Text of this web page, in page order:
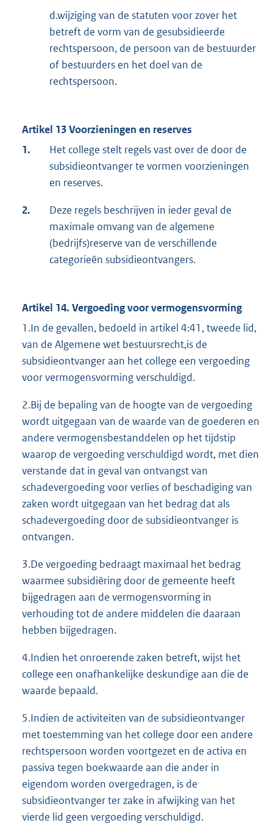
d.wijziging van de statuten voor zover het
betreft de vorm van de gesubsidieerde
rechtspersoon, de persoon van de bestuurder
of bestuurders en het doel van de
rechtspersoon.
Artikel 13 Voorzieningen en reserves
1.
Het college stelt regels vast over de door de
subsidieontvanger te vormen voorzieningen
en reserves.
2.
Deze regels beschrijven in ieder geval de
maximale omvang van de algemene
(bedrijfs)reserve van de verschillende
categorieën subsidieontvangers.
Artikel 14. Vergoeding voor vermogensvorming
1.In de gevallen, bedoeld in artikel 4:41, tweede lid,
van de Algemene wet bestuursrecht,is de
subsidieontvanger aan het college een vergoeding
voor vermogensvorming verschuldigd.
2.Bij de bepaling van de hoogte van de vergoeding
wordt uitgegaan van de waarde van de goederen en
andere vermogensbestanddelen op het tijdstip
waarop de vergoeding verschuldigd wordt, met dien
verstande dat in geval van ontvangst van
schadevergoeding voor verlies of beschadiging van
zaken wordt uitgegaan van het bedrag dat als
schadevergoeding door de subsidieontvanger is
ontvangen.
3.De vergoeding bedraagt maximaal het bedrag
waarmee subsidiëring door de gemeente heeft
bijgedragen aan de vermogensvorming in
verhouding tot de andere middelen die daaraan
hebben bijgedragen.
4.Indien het onroerende zaken betreft, wijst het
college een onafhankelijke deskundige aan die de
waarde bepaald.
5.Indien de activiteiten van de subsidieontvanger
met toestemming van het college door een andere
rechtspersoon worden voortgezet en de activa en
passiva tegen boekwaarde aan die ander in
eigendom worden overgedragen, is de
subsidieontvanger ter zake in afwijking van het
vierde lid geen vergoeding verschuldigd.